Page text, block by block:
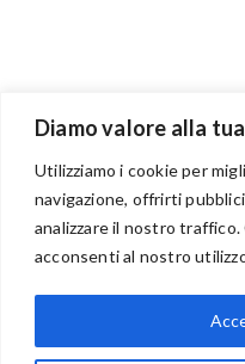
Diamo valore alla
Utilizziamo i cookie per
navigazione, offrirti
analizzare il nostro
acconsenti al nostro
BENVENUTI NEL
via Acqua delle Noci 12